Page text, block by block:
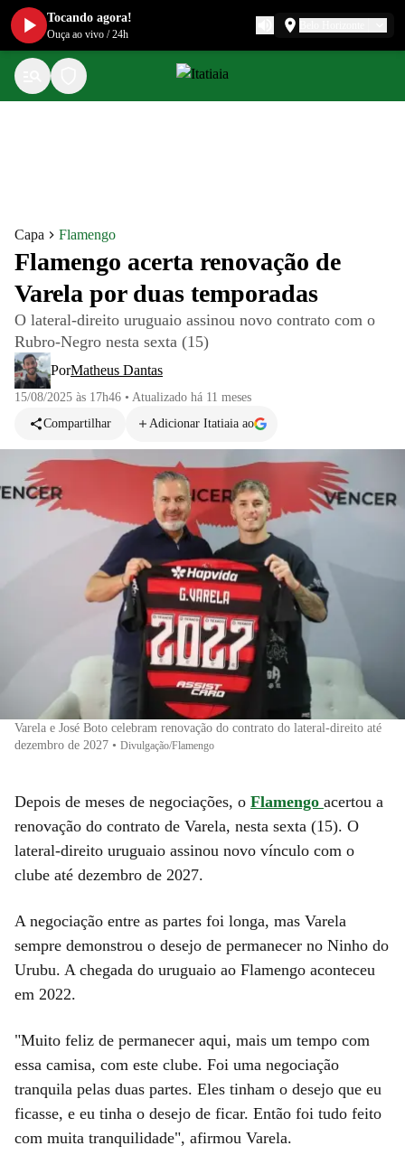
Capa Flamengo
Flamengo acerta renovação de
Varela por duas temporadas
O lateral-direito uruguaio assinou novo contrato com o
Rubro-Negro nesta sexta (15)
PorMatheus Dantas
15/08/2025 às 17h46 • Atualizado há 11 meses
Compartilhar
Adicionar Itatiaia ao
Varela e José Boto celebram renovação do contrato do lateral-direito até
dezembro de 2027 • Divulgação/Flamengo
Depois de meses de negociações, o Flamengo acertou a
renovação do contrato de Varela, nesta sexta (15). O
lateral-direito uruguaio assinou novo vínculo com o
clube até dezembro de 2027.
A negociação entre as partes foi longa, mas Varela
sempre demonstrou o desejo de permanecer no Ninho do
Urubu. A chegada do uruguaio ao Flamengo aconteceu
em 2022.
"Muito feliz de permanecer aqui, mais um tempo com
essa camisa, com este clube. Foi uma negociação
tranquila pelas duas partes. Eles tinham o desejo que eu
ficasse, e eu tinha o desejo de ficar. Então foi tudo feito
com muita tranquilidade", afirmou Varela.
Tocando agora!
Ouça ao vivo /24h